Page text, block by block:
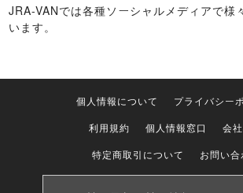
JRA-VANでは各種ソーシャルメディアで様
います。
個人情報について
プライバシー
利用規約
個人情報窓口
会
特定商取引について
お問い合